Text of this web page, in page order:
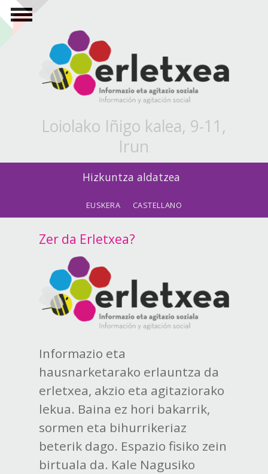
Skip to main content
Loiolako Iñigo kalea, 9-11,
Irun
Hizkuntza aldatzea
EUSKERA CASTELLANO
Zer da Erletxea?
Informazio eta
hausnarketarako erlauntza da
erletxea, akzio eta agitaziorako
lekua. Baina ez hori bakarrik,
sormen eta bihurrikeriaz
beterik dago. Espazio fisiko zein
birtuala da. Kale Nagusiko